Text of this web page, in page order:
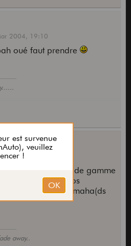
2004, 19:10
oué faut prendre
30 Mar 2004,
Cort plus haut de gamme
elles sont largos
ibanez idem yamaha(ds
away..